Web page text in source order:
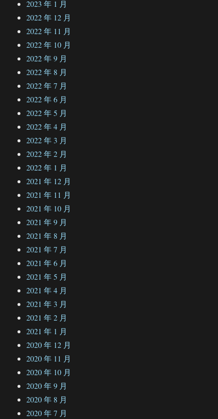
2023 年 1 月
2022 年 12 月
2022 年 11 月
2022 年 10 月
2022 年 9 月
2022 年 8 月
2022 年 7 月
2022 年 6 月
2022 年 5 月
2022 年 4 月
2022 年 3 月
2022 年 2 月
2022 年 1 月
2021 年 12 月
2021 年 11 月
2021 年 10 月
2021 年 9 月
2021 年 8 月
2021 年 7 月
2021 年 6 月
2021 年 5 月
2021 年 4 月
2021 年 3 月
2021 年 2 月
2021 年 1 月
2020 年 12 月
2020 年 11 月
2020 年 10 月
2020 年 9 月
2020 年 8 月
2020 年 7 月